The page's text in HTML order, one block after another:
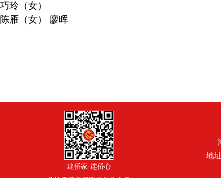
巧玲（女）
陈雁（女） 廖晖
建侨家·连侨心
地